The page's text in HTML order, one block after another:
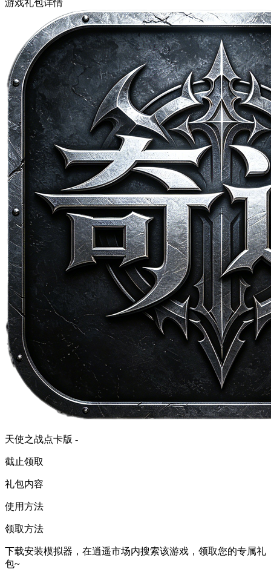
游戏礼包详情
天使之战点卡版 -
截止领取
礼包内容
使用方法
领取方法
下载安装模拟器，在逍遥市场内搜索该游戏，领取您的专属礼
包~